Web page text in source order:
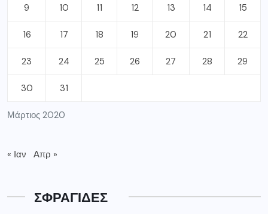
Μάρτιος 2020
9 10 11 12 13 14 15
16 17 18 19 20 21 22
23 24 25 26 27 28 29
30 31
« Ιαν Απρ »
ΣΦΡΑΓΙΔΕΣ